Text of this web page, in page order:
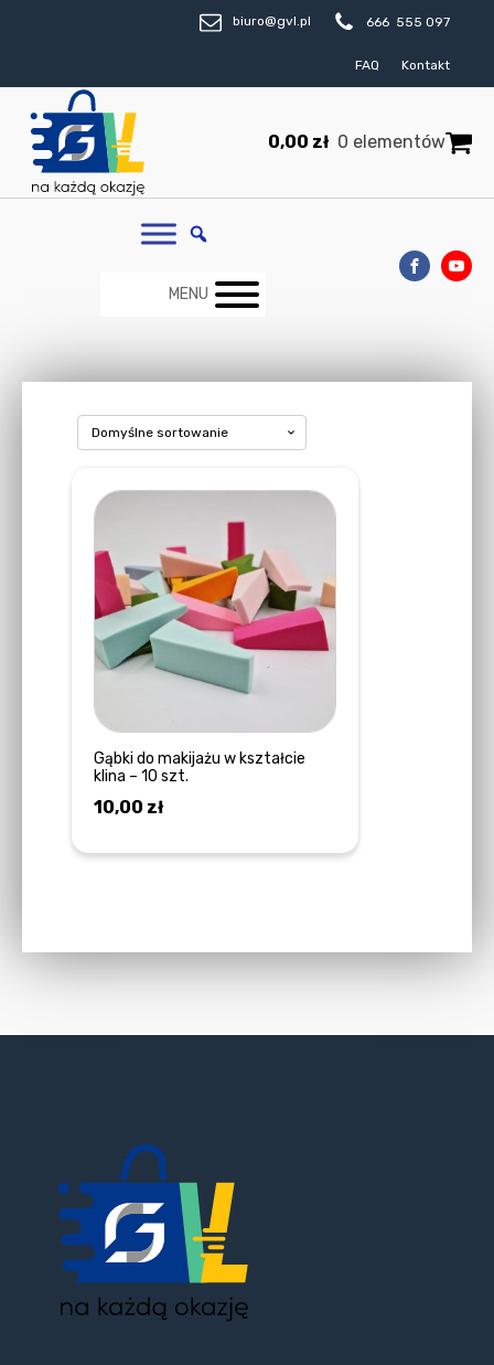
biuro@gvl.pl 666 555 097
FAQ Kontakt
0,00 zł 0 elementów
MENU
Gąbki do makijażu w kształcie
klina – 10 szt.
10,00 zł